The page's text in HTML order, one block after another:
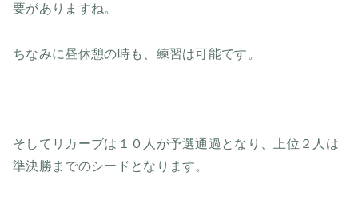
要がありますね。
ちなみに昼休憩の時も、練習は可能です。
そしてリカーブは１０人が予選通過となり、上位２人は
準決勝までのシードとなります。